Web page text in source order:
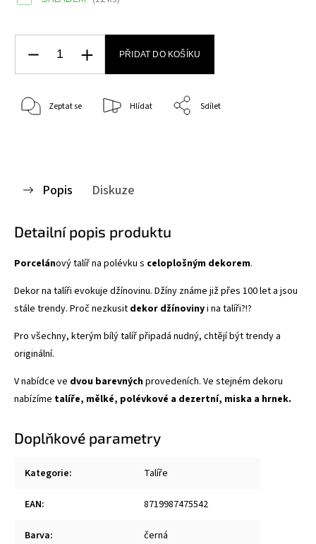
PŘIDAT DO KOŠÍKU
Zeptat se Hlídat Sdílet
Popis Diskuze
Detailní popis produktu
Porcelánový talíř na polévku s celoplošným dekorem.
Dekor na talíři evokuje džínovinu. Džíny známe již přes 100 let a jsou
stále trendy. Proč nezkusit dekor džínovinyi na talíři?!?
Pro všechny, kterým bílý talíř připadá nudný, chtějí být trendy a
originální.
V nabídce ve dvou barevnýchprovedeních. Ve stejném dekoru
nabízíme talíře, mělké, polévkové a dezertní, miska a hrnek.
Doplňkové parametry
Kategorie: Talíře
EAN: 8719987475542
Barva: černá